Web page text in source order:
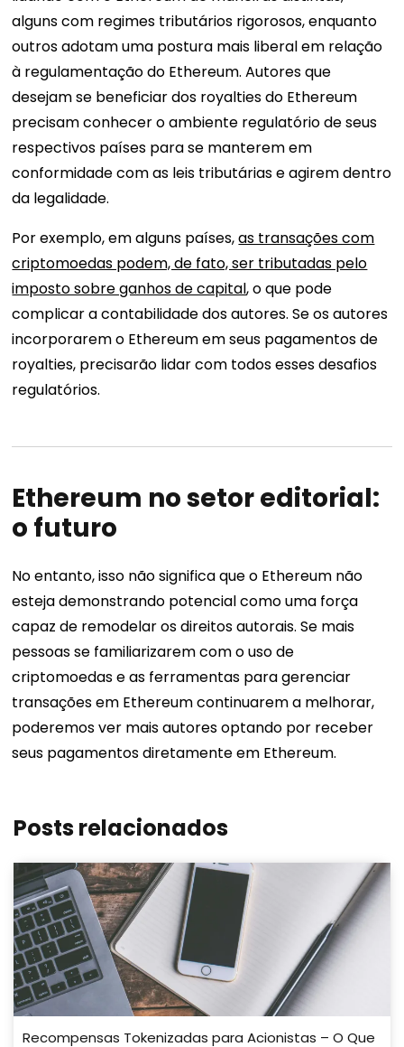
alguns com regimes tributários rigorosos, enquanto
outros adotam uma postura mais liberal em relação
à regulamentação do Ethereum. Autores que
desejam se beneficiar dos royalties do Ethereum
precisam conhecer o ambiente regulatório de seus
respectivos países para se manterem em
conformidade com as leis tributárias e agirem dentro
da legalidade.
Por exemplo, em alguns países,as transações com
criptomoedas podem, de fato, ser tributadas pelo
imposto sobre ganhos de capital, o que pode
complicar a contabilidade dos autores. Se os autores
incorporarem o Ethereum em seus pagamentos de
royalties, precisarão lidar com todos esses desafios
regulatórios.
Ethereum no setor editorial:
o futuro
No entanto, isso não significa que o Ethereum não
esteja demonstrando potencial como uma força
capaz de remodelar os direitos autorais. Se mais
pessoas se familiarizarem com o uso de
criptomoedas e as ferramentas para gerenciar
transações em Ethereum continuarem a melhorar,
poderemos ver mais autores optando por receber
seus pagamentos diretamente em Ethereum.
Posts relacionados
Recompensas Tokenizadas para Acionistas – O Que